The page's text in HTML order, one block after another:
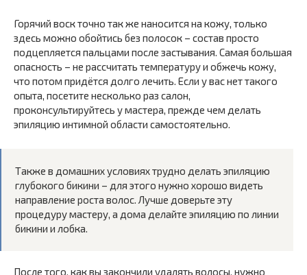
Горячий воск точно так же наносится на кожу, только
здесь можно обойтись без полосок – состав просто
подцепляется пальцами после застывания. Самая большая
опасность – не рассчитать температуру и обжечь кожу,
что потом придётся долго лечить. Если у вас нет такого
опыта, посетите несколько раз салон,
проконсультируйтесь у мастера, прежде чем делать
эпиляцию интимной области самостоятельно.
Также в домашних условиях трудно делать эпиляцию
глубокого бикини – для этого нужно хорошо видеть
направление роста волос. Лучше доверьте эту
процедуру мастеру, а дома делайте эпиляцию по линии
бикини и лобка.
После того, как вы закончили удалять волосы, нужно